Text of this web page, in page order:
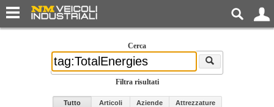
Cerca
Filtra risultati
Tutto Articoli Aziende Attrezzature